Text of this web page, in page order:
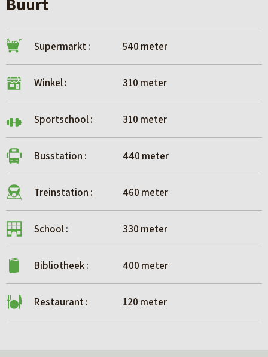
Supermarkt : 540 meter
Winkel : 310 meter
Sportschool : 310 meter
Busstation : 440 meter
Treinstation : 460 meter
School : 330 meter
Bibliotheek : 400 meter
Restaurant : 120 meter